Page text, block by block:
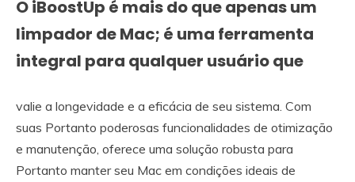
O iBoostUp é mais do que apenas um
limpador de Mac; é uma ferramenta
integral para qualquer usuário que
valie a longevidade e a eficácia de seu sistema. Com
suas Portanto poderosas funcionalidades de otimização
e manutenção, oferece uma solução robusta para
Portanto manter seu Mac em condições ideais de